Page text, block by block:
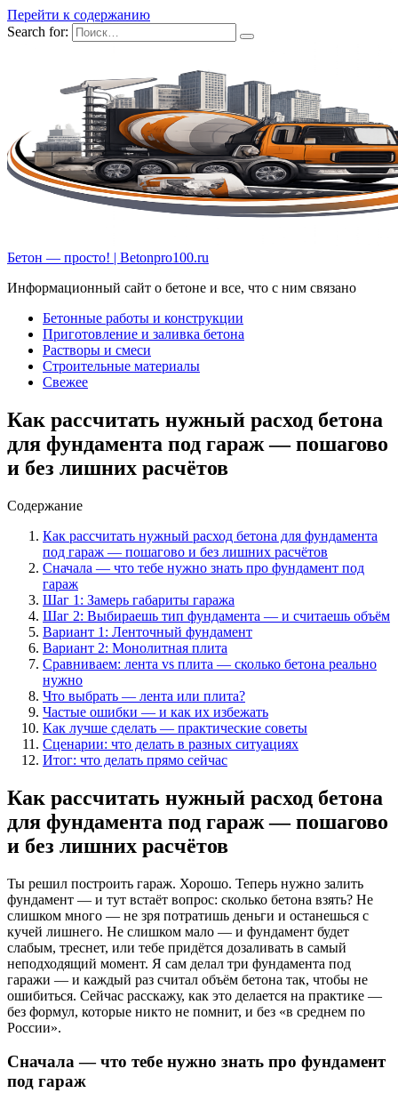
Перейти к содержанию
Search for:
Бетон — просто! | Betonpro100.ru
Информационный сайт о бетоне и все, что с ним связано
Бетонные работы и конструкции
Приготовление и заливка бетона
Растворы и смеси
Строительные материалы
Свежее
Как рассчитать нужный расход бетона
для фундамента под гараж — пошагово
и без лишних расчётов
Содержание
Как рассчитать нужный расход бетона для фундамента
под гараж — пошагово и без лишних расчётов
Сначала — что тебе нужно знать про фундамент под
гараж
Шаг 1: Замерь габариты гаража
Шаг 2: Выбираешь тип фундамента — и считаешь объём
Вариант 1: Ленточный фундамент
Вариант 2: Монолитная плита
Сравниваем: лента vs плита — сколько бетона реально
нужно
Что выбрать — лента или плита?
Частые ошибки — и как их избежать
Как лучше сделать — практические советы
Сценарии: что делать в разных ситуациях
Итог: что делать прямо сейчас
Как рассчитать нужный расход бетона
для фундамента под гараж — пошагово
и без лишних расчётов
Ты решил построить гараж. Хорошо. Теперь нужно залить
фундамент — и тут встаёт вопрос: сколько бетона взять? Не
слишком много — не зря потратишь деньги и останешься с
кучей лишнего. Не слишком мало — и фундамент будет
слабым, треснет, или тебе придётся дозаливать в самый
неподходящий момент. Я сам делал три фундамента под
гаражи — и каждый раз считал объём бетона так, чтобы не
ошибиться. Сейчас расскажу, как это делается на практике —
без формул, которые никто не помнит, и без «в среднем по
России».
Сначала — что тебе нужно знать про фундамент
под гараж